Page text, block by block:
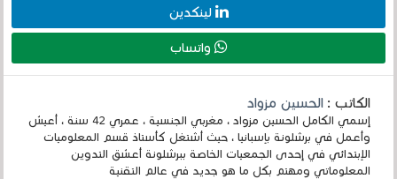
لينكدين
واتساب
الكاتب :الحسين مزواد
إسمي الكامل الحسين مزواد ، مغربي الجنسية ، عمري 42 سنة ، أعيش
وأعمل في برشلونة بإسبانيا ، حيث أشتغل كأستاذ قسم المعلوميات
الإبتدائي في إحدى الجمعيات الخاصة ببرشلونة أعشق التدوين
المعلوماتي ومهتم بكل ما هو جديد في عالم التقنية